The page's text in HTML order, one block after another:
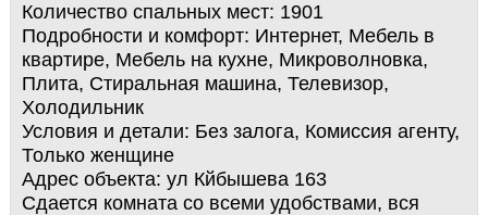
Количество спальных мест: 1901
Подробности и комфорт: Интернет, Мебель в
квартире, Мебель на кухне, Микроволновка,
Плита, Стиральная машина, Телевизор,
Холодильник
Условия и детали: Без залога, Комиссия агенту,
Только женщине
Адрес объекта: ул Кйбышева 163
Сдается комната со всеми удобствами, вся